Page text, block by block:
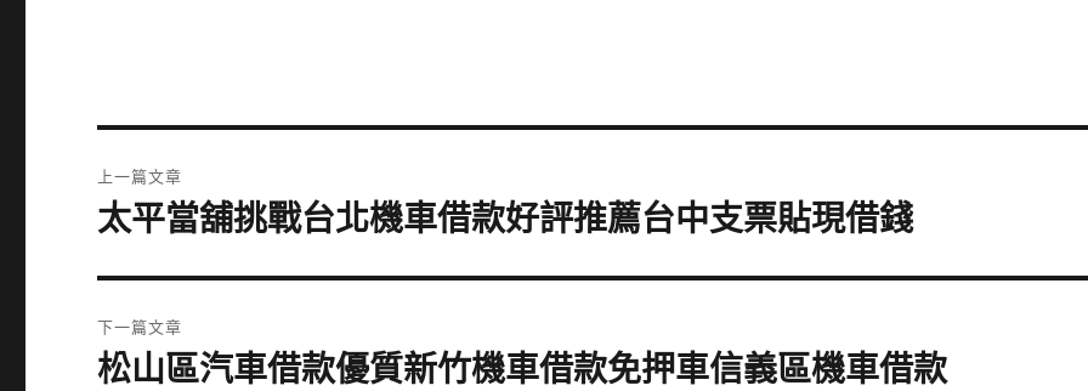
章
上一篇文章
上
篇
文
章:
太平當舖挑戰台北機車借款好評推薦台中支票貼現借錢
下一篇文章
下
松山區汽車借款優質新竹機車借款免押車信義區機車借款